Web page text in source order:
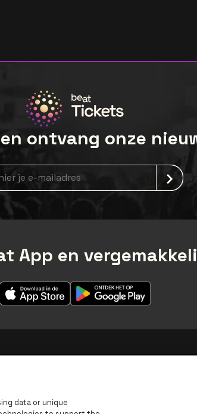
ontvang onze
aanmelding
App en
data or unique